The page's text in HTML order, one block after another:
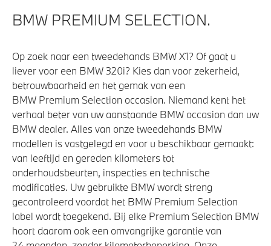
Buitenspiegels elektrisch inklapbaar
Automatisch dimmende binnen- en buitenspiegel
bestuurderzijde
Alarmsysteem klasse 3 (VbV/SCM)
Parkeer assistent
Parking assistant plus
Regensensor
Achteruitrijcamera
Driving Assistant Professional
Aandrijving en onderstel
BMW PREMIUM SELECTION.
Op zoek naar een tweedehands BMW X1? Of gaat u
liever voor een BMW 320i? Kies dan voor zekerheid,
betrouwbaarheid en het gemak van een
BMW Premium Selection occasion. Niemand kent het
verhaal beter van uw aanstaande BMW occasion dan uw
BMW dealer. Alles van onze tweedehands BMW
modellen is vastgelegd en voor u beschikbaar gemaakt:
van leeftijd en gereden kilometers tot
onderhoudsbeurten, inspecties en technische
modificaties. Uw gebruikte BMW wordt streng
gecontroleerd voordat het BMW Premium Selection
label wordt toegekend. Bij elke Premium Selection BMW
hoort daarom ook een omvangrijke garantie van